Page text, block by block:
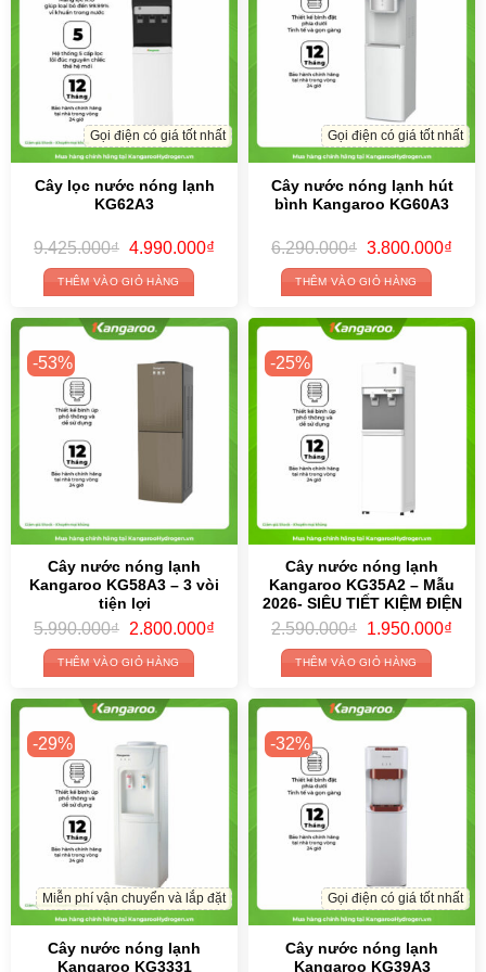
Gọi điện có giá tốt nhất
Cây lọc nước nóng lạnh
KG62A3
9.425.000₫ Original
was:
9.425.000₫.
4.990.000₫Current
4.990.000₫.
THÊM VÀO GIỎ HÀNG
Gọi điện có giá tốt nhất
Cây nước nóng lạnh hút
bình Kangaroo KG60A3
6.290.000₫ Original
was:
6.290.000₫.
3.800.000₫
THÊM VÀO GIỎ HÀNG
-53%
Cây nước nóng lạnh
Kangaroo KG58A3 – 3 vòi
tiện lợi
5.990.000₫ Original
was:
5.990.000₫.
2.800.000₫Current
2.800.000₫.
THÊM VÀO GIỎ HÀNG
-25%
Cây nước nóng lạnh
Kangaroo KG35A2 – Mẫu
2026- SIÊU TIẾT KIỆM ĐIỆN
2.590.000₫ Original
was:
2.590.000₫.
1.950.000₫
THÊM VÀO GIỎ HÀNG
-29%
Miễn phí vận chuyển và lắp đặt
Cây nước nóng lạnh
Kangaroo KG3331
-32%
Gọi điện có giá tốt nhất
Cây nước nóng lạnh
Kangaroo KG39A3